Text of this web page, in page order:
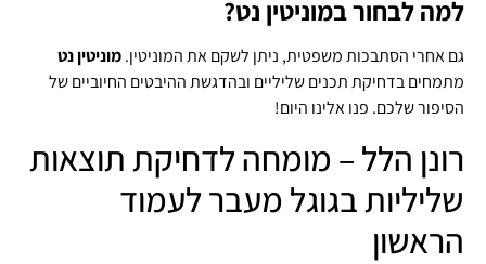
למה לבחור במוניטין נט?
גם אחרי הסתבכות משפטית, ניתן לשקם את המוניטין.מוניטין נט
מתמחים בדחיקת תכנים שליליים ובהדגשת ההיבטים החיוביים של
הסיפור שלכם. פנו אלינו היום!
רונן הלל – מומחה לדחיקת תוצאות
שליליות בגוגל מעבר לעמוד
הראשון